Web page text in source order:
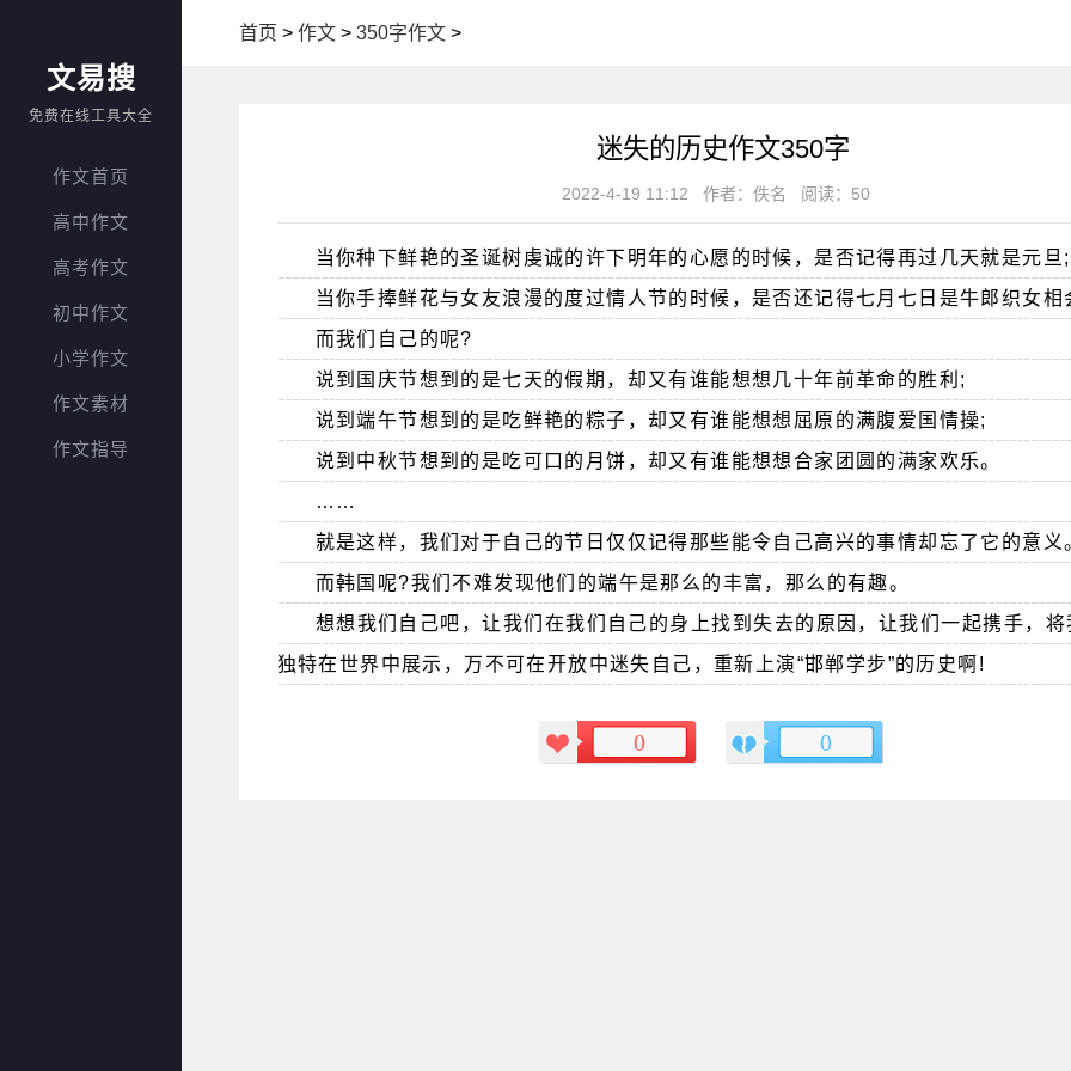
文易搜
免费在线工具大全
作文首页
高中作文
高考作文
初中作文
小学作文
作文素材
作文指导
首页 > 作文> 350字作文>
迷失的历史作文350字
2022-4-19 11:12 作者：佚名 阅读：50
当你种下鲜艳的圣诞树虔诚的许下明年的心愿的时候，是否记得再过几天就是元旦;
当你手捧鲜花与女友浪漫的度过情人节的时候，是否还记得七月七日是牛郎织女相
而我们自己的呢?
说到国庆节想到的是七天的假期，却又有谁能想想几十年前革命的胜利;
说到端午节想到的是吃鲜艳的粽子，却又有谁能想想屈原的满腹爱国情操;
说到中秋节想到的是吃可口的月饼，却又有谁能想想合家团圆的满家欢乐。
……
就是这样，我们对于自己的节日仅仅记得那些能令自己高兴的事情却忘了它的意义
而韩国呢?我们不难发现他们的端午是那么的丰富，那么的有趣。
想想我们自己吧，让我们在我们自己的身上找到失去的原因，让我们一起携手，将
独特在世界中展示，万不可在开放中迷失自己，重新上演“邯郸学步”的历史啊!
0 0